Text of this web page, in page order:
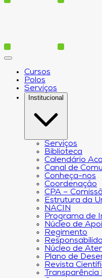
Cursos
Polos
Serviços
Institucional
Serviços
Biblioteca
Calendário
Canal de
Conheça-nos
Coordenação
CPA –
Estrutura da
NACIN
Programa de
Núcleo de
Regimento
Núcleo de
Plano de
Revista